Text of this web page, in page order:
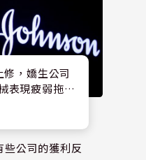
，嬌生公司
表現疲弱拖累
公司的獲利反